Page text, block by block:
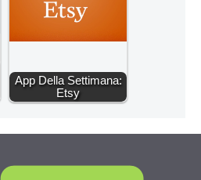
App Della Settimana:
Etsy